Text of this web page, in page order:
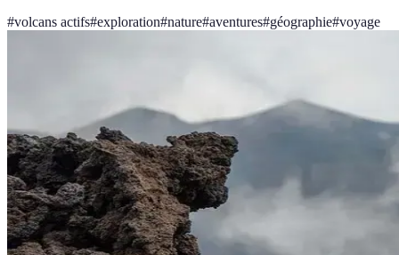
#volcans actifs#exploration#nature#aventures#géographie#voyage